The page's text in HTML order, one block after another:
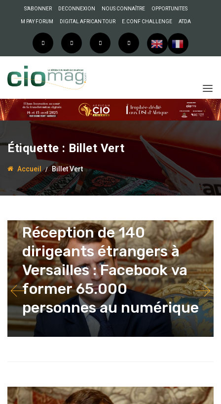
S’ABONNER DECONNEXION NOUS CONNAÎTRE OPPORTUNITES
M PAY FORUM DIGITAL AFRICAN TOUR E.CONF CHALLENGE ATDA
Étiquette : Billet Vert
Accueil Billet Vert
Réception de 140
dirigeants étrangers à
Versailles : Facebook va
former 65.000
personnes au numérique